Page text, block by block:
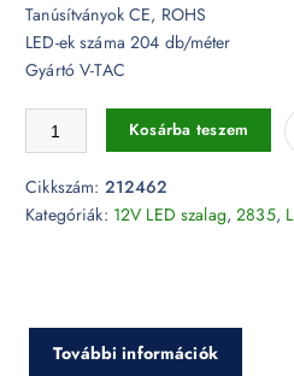
Tanúsítványok CE, ROHS
LED-ek száma 204 db/méter
Gyártó V-TAC
17W LED szalag SMD2835 - 204
Kosárba teszem
Cikkszám: 212462
Kategóriák: 12V LED szalag,2835,
További információk